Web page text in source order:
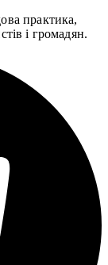
практика,
і громадян.